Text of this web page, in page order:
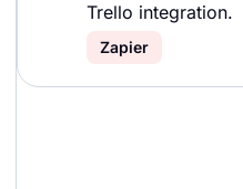
Trello integration.
Zapier